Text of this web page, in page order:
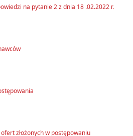
na pytanie 2 z dnia 18 .02.2022 r.
złożonych w postępowaniu